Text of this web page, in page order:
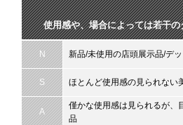
使用感や、場合によっては若干
N 新品/未使用の店頭展示品/デ
S ほとんど使用感の見られない
A
僅かな使用感は見られるが、
品